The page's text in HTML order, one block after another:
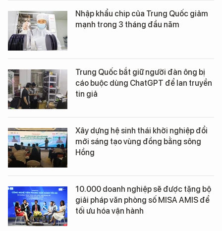
Nhập khẩu chip của Trung Quốc giảm
mạnh trong 3 tháng đầu năm
Trung Quốc bắt giữ người đàn ông bị
cáo buộc dùng ChatGPT để lan truyền
tin giả
Xây dựng hệ sinh thái khởi nghiệp đổi
mới sáng tạo vùng đồng bằng sông
Hồng
10.000 doanh nghiệp sẽ được tặng bộ
giải pháp văn phòng số MISA AMIS để
tối ưu hóa vận hành